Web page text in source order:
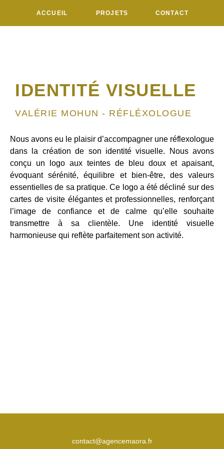
ACCUEIL PROJETS CONTACT
IDENTITÉ VISUELLE
VALÉRIE MOHUN - RÉFLÉXOLOGUE
Nous avons eu le plaisir d’accompagner une réflexologue
dans la création de son identité visuelle. Nous avons
conçu un logo aux teintes de bleu doux et apaisant,
évoquant sérénité, équilibre et bien-être, des valeurs
essentielles de sa pratique. Ce logo a été décliné sur des
cartes de visite élégantes et professionnelles, renforçant
l’image de confiance et de calme qu’elle souhaite
transmettre à sa clientèle. Une identité visuelle
harmonieuse qui reflète parfaitement son activité.
contact@agencemaora.fr